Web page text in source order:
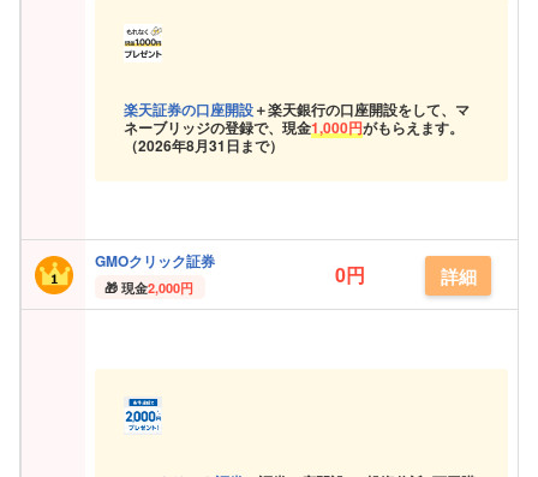
楽天証券の口座開設＋楽天銀行の口座開設をして、マ
ネーブリッジの登録で、現金1,000円がもらえます。
（2026年8月31日まで）
GMOクリック証券
現金2,000円 0円 詳細